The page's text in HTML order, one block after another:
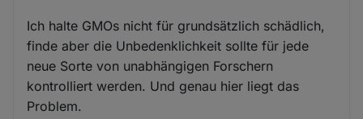
Ich halte GMOs nicht für grundsätzlich schädlich,
finde aber die Unbedenklichkeit sollte für jede
neue Sorte von unabhängigen Forschern
kontrolliert werden. Und genau hier liegt das
Problem.